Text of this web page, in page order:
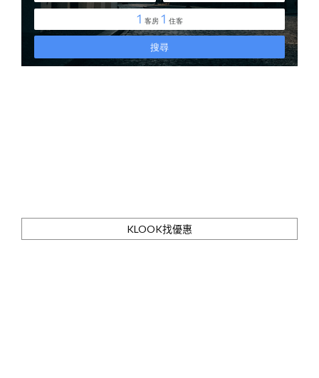
KLOOK找優惠